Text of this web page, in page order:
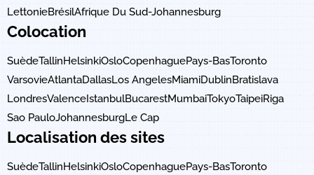
LettonieBrésilAfrique Du Sud-Johannesburg
Colocation
SuèdeTallinHelsinkiOsloCopenhaguePays-BasToronto
VarsovieAtlantaDallasLos AngelesMiamiDublinBratislava
LondresValenceIstanbulBucarestMumbaiTokyoTaipeiRiga
Sao PauloJohannesburgLe Cap
Localisation des sites
SuèdeTallinHelsinkiOsloCopenhaguePays-BasToronto